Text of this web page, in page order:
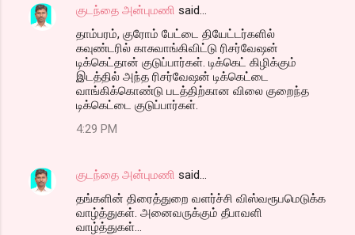
குடந்தை அன்புமணி said…
தாம்பரம், குரோம் பேட்டை தியேட்டர்களில்
கவுண்டரில் காசுவாங்கிவிட்டு ரிசர்வேஷன்
டிக்கெட்தான் குடுப்பார்கள். டிக்கெட் கிழிக்கும்
இடத்தில் அந்த ரிசர்வேஷன் டிக்கெட்டை
வாங்கிக்கொண்டு படத்திற்கான விலை குறைந்த
டிக்கெட்டை குடுப்பார்கள்.
4:29 PM
குடந்தை அன்புமணி said…
தங்களின் திரைத்துறை வளர்ச்சி விஸ்வரூபமெடுக்க
வாழ்த்துகள். அனைவருக்கும் தீபாவளி
வாழ்த்துகள்...